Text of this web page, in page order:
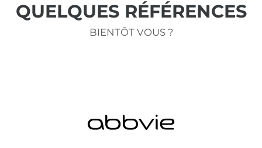
QUELQUES RÉFÉRENCES
BIENTÔT VOUS ?